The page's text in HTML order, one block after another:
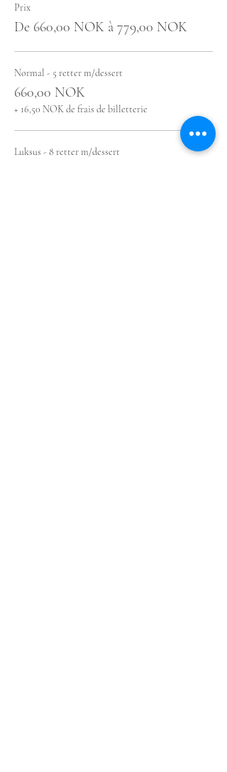
Prix
De 660,00 NOK à 779,00 NOK
Normal - 5 retter m/dessert
660,00 NOK
+ 16,50 NOK de frais de billetterie
Luksus - 8 retter m/dessert